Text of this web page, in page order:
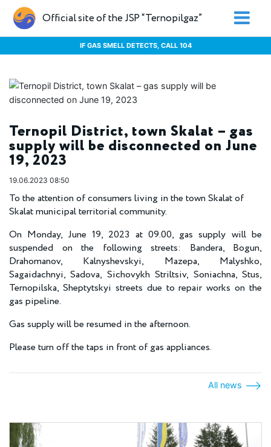
Official site of the JSP “Ternopilgaz”
IF GAS SMELL DETECTS, CALL 104
Ternopil District, town Skalat – gas
supply will be disconnected on June
19, 2023
19.06.2023 08:50
To the attention of consumers living in the town Skalat of
Skalat municipal territorial community.
On Monday, June 19, 2023 at 09.00, gas supply will be
suspended on the following streets: Bandera, Bogun,
Drahomanov, Kalnyshevskyi, Mazepa, Malyshko,
Sagaidachnyi, Sadova, Sichovykh Striltsiv, Soniachna, Stus,
Ternopilska, Sheptytskyi streets due to repair works on the
gas pipeline.
Gas supply will be resumed in the afternoon.
Please turn off the taps in front of gas appliances.
All news